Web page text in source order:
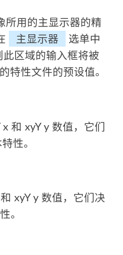
所用的主显示器的精
主显示器
选单中
此区域的输入框将被
特性文件的预设值。
和 xyY y 数值，它们
性。
xyY y 数值，它们决
。